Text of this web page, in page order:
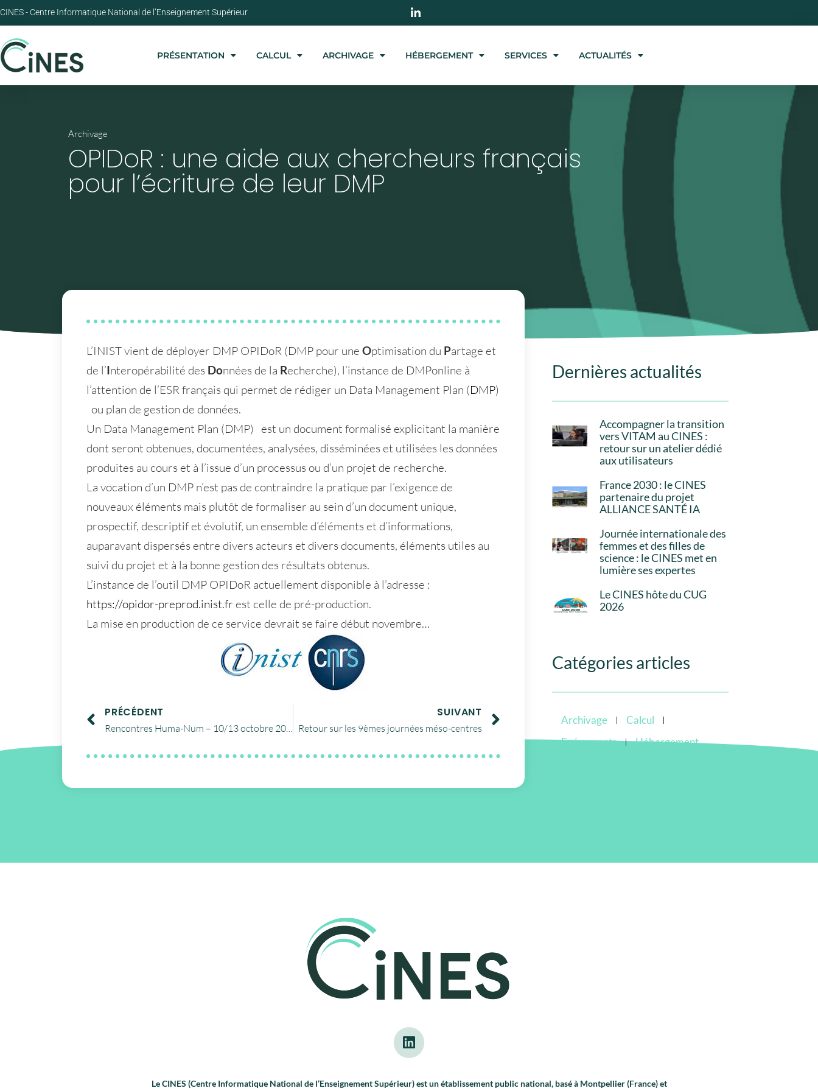
CINES - Centre Informatique National de l’Enseignement Supérieur
PRÉSENTATION CALCUL ARCHIVAGE HÉBERGEMENT SERVICES ACTUALITÉS
Archivage
OPIDoR : une aide aux chercheurs français
pour l’écriture de leur DMP
L’INIST vient de déployer DMP OPIDoR (DMP pour une Optimisation du Partage et
de l’Interopérabilité des Données de la Recherche), l’instance de DMPonline à
l’attention de l’ESR français qui permet de rédiger un Data Management Plan (DMP)
ou plan de gestion de données.
Un Data Management Plan (DMP) est un document formalisé explicitant la manière
dont seront obtenues, documentées, analysées, disséminées et utilisées les données
produites au cours et à l’issue d’un processus ou d’un projet de recherche.
La vocation d’un DMP n’est pas de contraindre la pratique par l’exigence de
nouveaux éléments mais plutôt de formaliser au sein d’un document unique,
prospectif, descriptif et évolutif, un ensemble d’éléments et d’informations,
auparavant dispersés entre divers acteurs et divers documents, éléments utiles au
suivi du projet et à la bonne gestion des résultats obtenus.
L’instance de l’outil DMP OPIDoR actuellement disponible à l’adresse :
https://opidor-preprod.inist.fr est celle de pré-production.
La mise en production de ce service devrait se faire début novembre…
PRÉCÉDENT
Rencontres Huma-Num – 10/13 octobre 2016
SUIVANT
Retour sur les 9èmes journées méso-centres
Dernières actualités
Accompagner la transition
vers VITAM au CINES :
retour sur un atelier dédié
aux utilisateurs
France 2030 : le CINES
partenaire du projet
ALLIANCE SANTÉ IA
Journée internationale des
femmes et des filles de
science : le CINES met en
lumière ses expertes
Le CINES hôte du CUG
2026
Catégories articles
Archivage
Calcul
Evénements
Hébergement
Le CINES (Centre Informatique National de l’Enseignement Supérieur) est un établissement public national, basé à Montpellier (France) et